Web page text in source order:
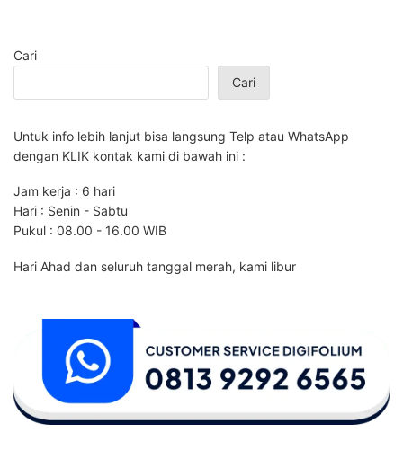
Cari
Cari
Untuk info lebih lanjut bisa langsung Telp atau WhatsApp
dengan KLIK kontak kami di bawah ini :
Jam kerja : 6 hari
Hari : Senin - Sabtu
Pukul : 08.00 - 16.00 WIB
Hari Ahad dan seluruh tanggal merah, kami libur